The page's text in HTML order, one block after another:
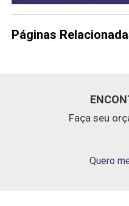
Páginas
Faça seu
Quero